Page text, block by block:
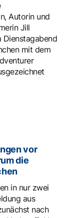
Autorin und
Jill
Dienstagabend
mit dem
vor
die
in nur zwei
aus
nach